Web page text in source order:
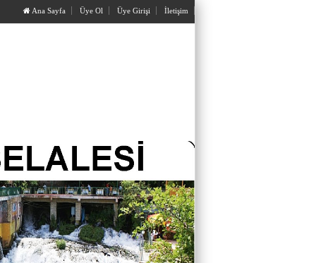
Ana Sayfa Üye Ol Üye Girişi İletişim